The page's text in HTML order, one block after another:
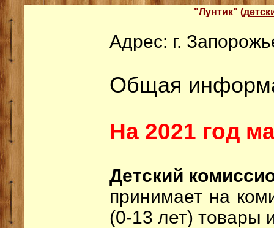
"Лунтик" (
Адрес: г.
Общая
На 2021 год
Детский
принимает на
(0-13 лет) товары